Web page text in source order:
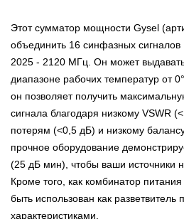
Этот сумматор мощности Gysel
объединить 16 синфазных сигналов
2025 - 2120 МГц. Он может
диапазоне рабочих температур от
он позволяет получить
сигнала благодаря низкому VSWR
потерям (<0,5 дБ) и низкому
прочное оборудование
(25 дБ мин), чтобы ваши источники
Кроме того, как комбинатор
быть использован как разветвитель
характеристиками.